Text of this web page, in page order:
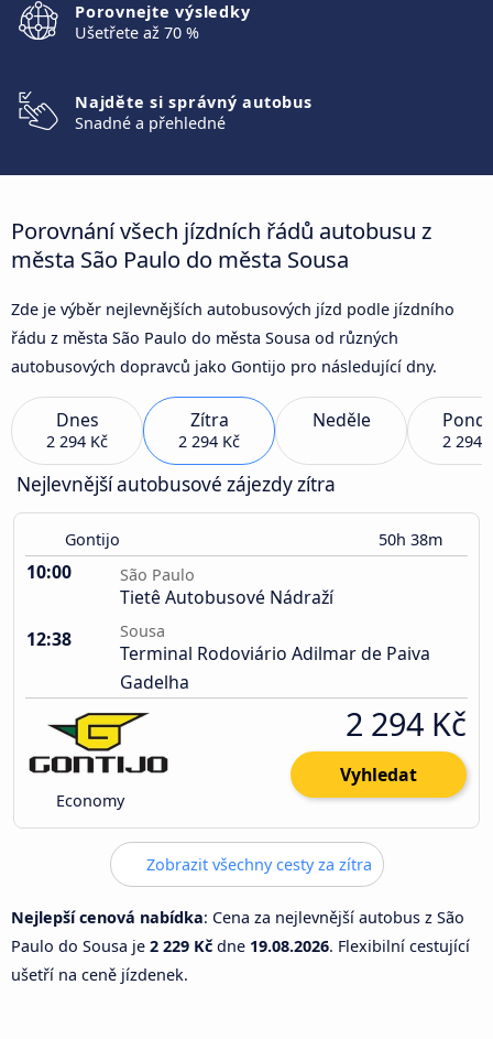
Porovnejte výsledky
Ušetřete až 70 %
Najděte si správný autobus
Snadné a přehledné
Porovnání všech jízdních řádů autobusu z
města São Paulo do města Sousa
Zde je výběr nejlevnějších autobusových jízd podle jízdního
řádu z města São Paulo do města Sousa od různých
autobusových dopravců jako Gontijo pro následující dny.
Dnes
2 294 Kč
Zítra
2 294 Kč
Neděle
2 294
Nejlevnější autobusové zájezdy zítra
Gontijo 50h 38m
10:00 São Paulo
Tietê Autobusové Nádraží
12:38
Sousa
Terminal Rodoviário Adilmar de Paiva
Gadelha
Economy
2 294 Kč
Vyhledat
Zobrazit všechny cesty za zítra
Nejlepší cenová nabídka: Cena za nejlevnější autobus z São
Paulo do Sousa je 2 229 Kč dne 19.08.2026. Flexibilní cestující
ušetří na ceně jízdenek.